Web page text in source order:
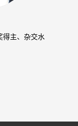
得主、杂交水